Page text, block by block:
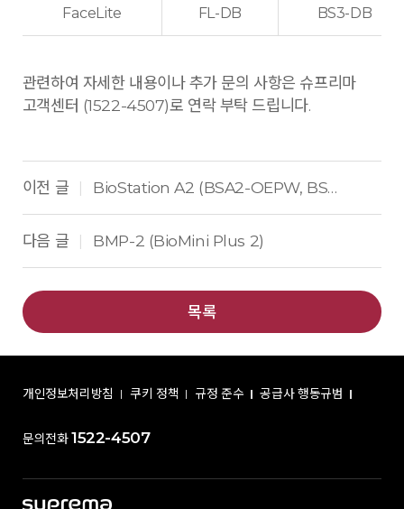
FaceLite FL-DB BS3-DB
관련하여 자세한 내용이나 추가 문의 사항은 슈프리마
고객센터 (1522-4507)로 연락 부탁 드립니다.
이전 글 | BioStation A2 (BSA2-OEPW, BSA2-OMPW, BSA2-OHPW)
다음 글 | BMP-2 (BioMini Plus 2)
목록
개인정보처리방침 쿠키 정책 규정 준수 공급사 행동규범
문의전화 1522-4507